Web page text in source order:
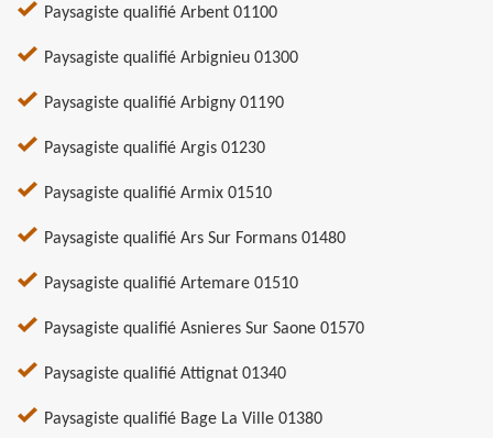
Paysagiste qualifié Arbent 01100
Paysagiste qualifié Arbignieu 01300
Paysagiste qualifié Arbigny 01190
Paysagiste qualifié Argis 01230
Paysagiste qualifié Armix 01510
Paysagiste qualifié Ars Sur Formans 01480
Paysagiste qualifié Artemare 01510
Paysagiste qualifié Asnieres Sur Saone 01570
Paysagiste qualifié Attignat 01340
Paysagiste qualifié Bage La Ville 01380